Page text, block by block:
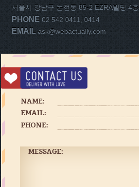
서울시 강남구 논현동 85-2 EZRA빌딩 4층
PHONE 02 542 0411, 0414
EMAIL ask@webactually.com
NAME:
EMAIL:
PHONE:
MESSAGE: